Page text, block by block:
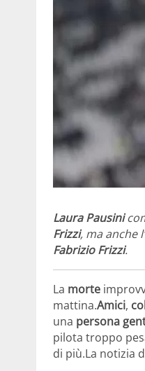
Laura Pausini
Frizzi, ma anche
Fabrizio Frizzi.
La morte
mattina.Amici,
una persona
pilota troppo
di più.La notizia